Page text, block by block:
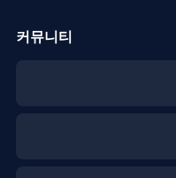
커뮤니티